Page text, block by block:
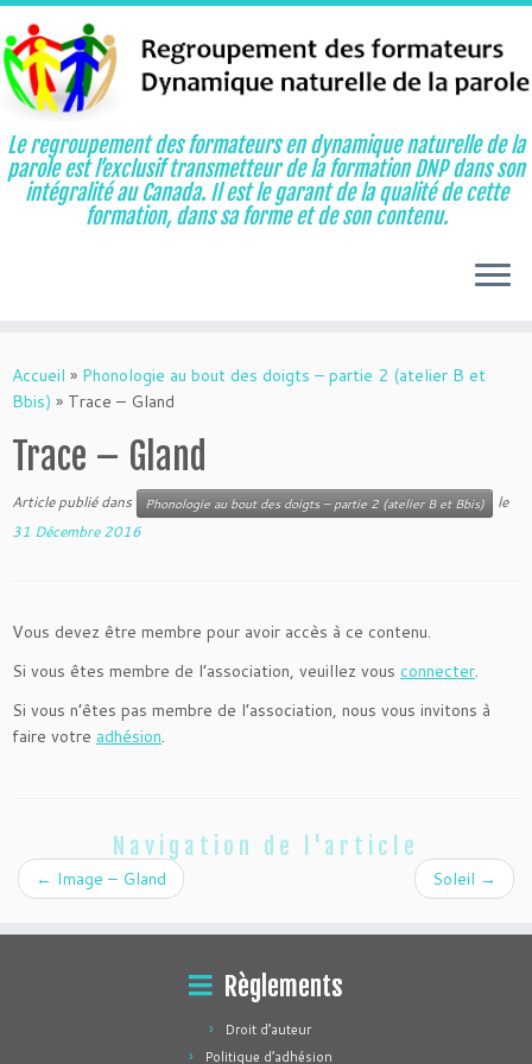
au
contenu
Le regroupement des formateurs en dynamique naturelle de la
parole est l’exclusif transmetteur de la formation DNP dans son
intégralité au Canada. Il est le garant de la qualité de cette
formation, dans sa forme et de son contenu.
Accueil » Phonologie au bout des doigts – partie 2 (atelier B et
Bbis) » Trace – Gland
Trace – Gland
Article publié dans Phonologie au bout des doigts – partie 2 (atelier B et Bbis)
le
31 Décembre 2016
Vous devez être membre pour avoir accès à ce contenu.
Si vous êtes membre de l’association, veuillez vous connecter.
Si vous n’êtes pas membre de l’association, nous vous invitons à
faire votre adhésion.
Navigation de l'article
← Image – Gland Soleil →
Règlements
Droit d’auteur
Politique d’adhésion